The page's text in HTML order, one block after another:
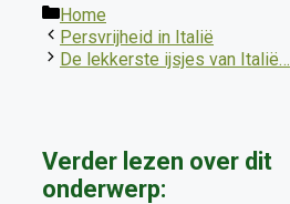
Categorieën
Home
Persvrijheid in Italië
De lekkerste ijsjes van Italië…
Verder lezen over dit
onderwerp: